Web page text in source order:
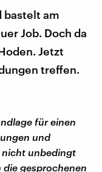
bastelt am
Job. Doch da
Jetzt
treffen.
für einen
und
nicht unbedingt
gesprochenen